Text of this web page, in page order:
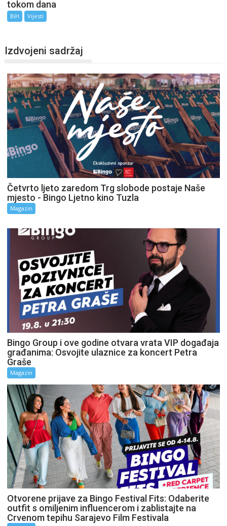
tokom dana
BiH Vijesti
Izdvojeni sadržaj
Četvrto ljeto zaredom Trg slobode postaje Naše
mjesto - Bingo Ljetno kino Tuzla
Magazin
Bingo Group i ove godine otvara vrata VIP događaja
građanima: Osvojite ulaznice za koncert Petra
Graše
Magazin
Otvorene prijave za Bingo Festival Fits: Odaberite
outfit s omiljenim influencerom i zablistajte na
Crvenom tepihu Sarajevo Film Festivala